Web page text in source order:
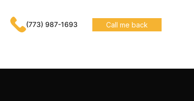
(773) 987-1693 Call me back